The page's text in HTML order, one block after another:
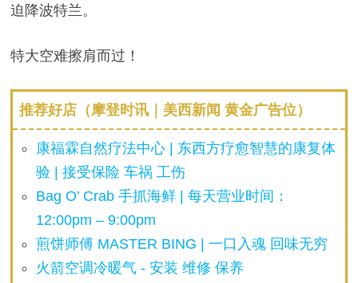
迫降波特兰。
特大空难擦肩而过！
推荐好店（摩登时讯｜美西新闻 黄金广告位）
康福霖自然疗法中心 | 东西方疗愈智慧的康复体
验 | 接受保险 车祸 工伤
Bag O’ Crab 手抓海鲜 | 每天营业时间：
12:00pm – 9:00pm
煎饼师傅 MASTER BING | 一口入魂 回味无穷
火箭空调冷暖气 - 安装 维修 保养